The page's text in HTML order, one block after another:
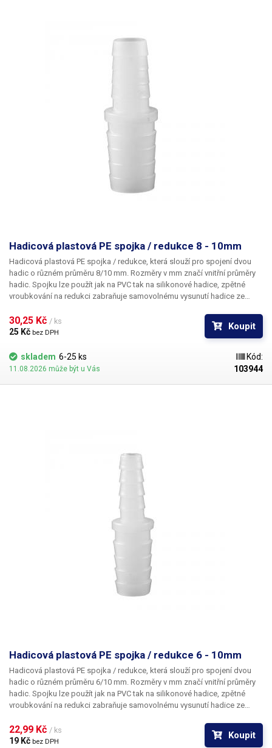
Hadicová plastová PE spojka / redukce 8 - 10mm
Hadicová plastová PE spojka / redukce, která slouží pro spojení dvou
hadic o různém průměru 8/10 mm. Rozměry v mm značí vnitřní průměry
hadic. Spojku lze použít jak na PVC tak na silikonové hadice, zpětné
vroubkování na redukci zabraňuje samovolnému vysunutí hadice ze
Délka: 42mm Váha: 2g
30,25 Kč / ks
25 Kč bez DPH
Koupit
skladem 6-25 ks
11.08.2026 může být u Vás
Kód:
103944
Hadicová plastová PE spojka / redukce 6 - 10mm
Hadicová plastová PE spojka / redukce, která slouží pro spojení dvou
hadic o různém průměru 6/10 mm. Rozměry v mm značí vnitřní průměry
hadic. Spojku lze použít jak na PVC tak na silikonové hadice, zpětné
vroubkování na redukci zabraňuje samovolnému vysunutí hadice ze
Délka: 42mm Váha: 1,4g
22,99 Kč / ks
19 Kč bez DPH
Koupit